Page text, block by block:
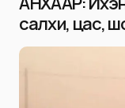
салхи, цас,